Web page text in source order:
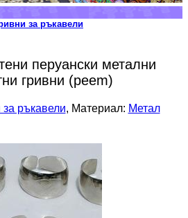
за ръкавели
перуански метални
гривни (peem)
за ръкавели, Материал: Метал